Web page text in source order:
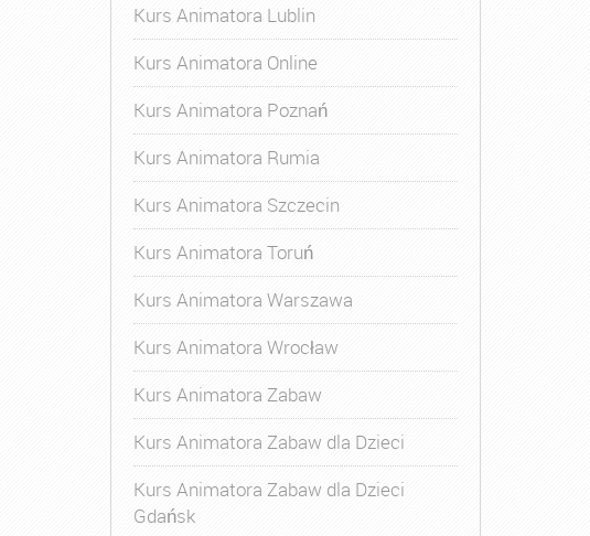
Kurs Animatora Lublin
Kurs Animatora Online
Kurs Animatora Poznań
Kurs Animatora Rumia
Kurs Animatora Szczecin
Kurs Animatora Toruń
Kurs Animatora Warszawa
Kurs Animatora Wrocław
Kurs Animatora Zabaw
Kurs Animatora Zabaw dla Dzieci
Kurs Animatora Zabaw dla Dzieci
Gdańsk